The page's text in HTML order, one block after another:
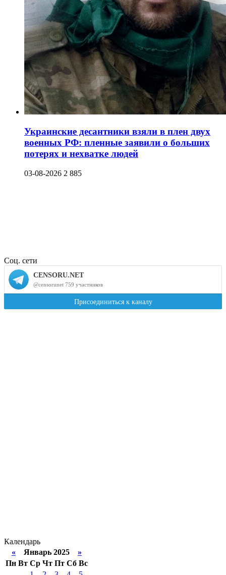
Украинские десантники взяли в плен двух
военных РФ: пленные заявили о больших
потерях и нехватке людей
03-08-2026 2 885
Соц. сети
Календарь
« Январь 2025 »
Пн Вт Ср Чт Пт Сб Вс